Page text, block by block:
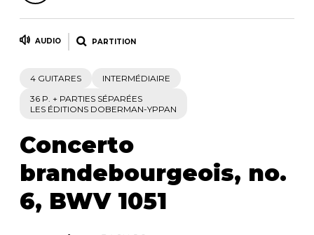
AUDIO PARTITION
4 GUITARES
INTERMÉDIAIRE
36 P. + PARTIES SÉPARÉES
LES ÉDITIONS DOBERMAN-YPPAN
Concerto
brandebourgeois, no.
6, BWV 1051